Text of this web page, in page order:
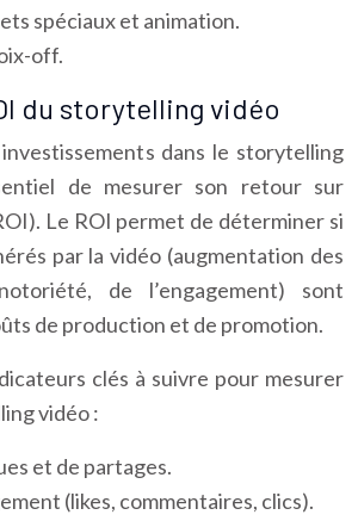
spéciaux et animation.
off.
du storytelling vidéo
dans le storytelling
de mesurer son retour sur
Le ROI permet de déterminer si
par la vidéo (augmentation des
de l’engagement) sont
de production et de promotion.
clés à suivre pour mesurer
vidéo :
et de partages.
(likes, commentaires, clics).